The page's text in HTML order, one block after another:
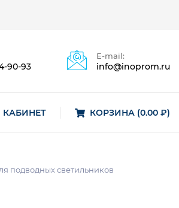
90-93
E-mail:
info@inoprom.ru
КОРЗИНА (0.00 ₽)
подводных светильников